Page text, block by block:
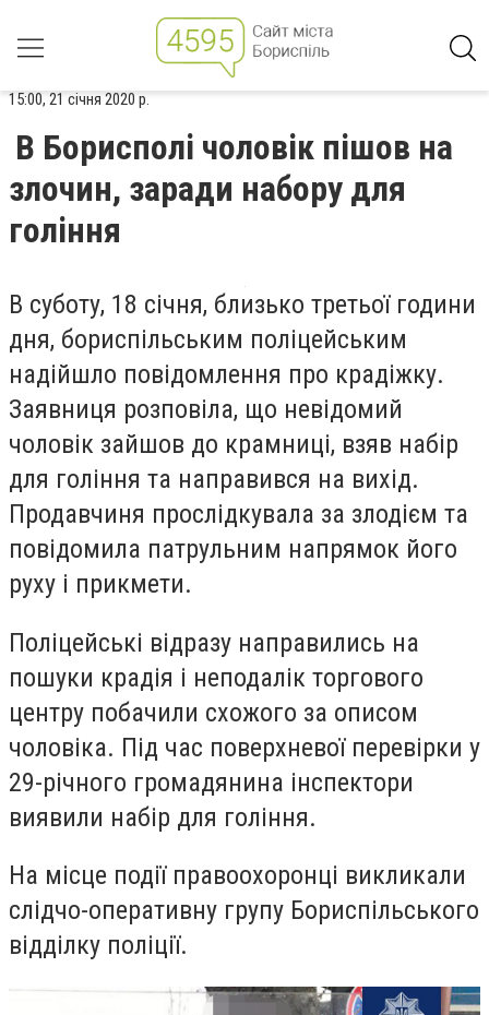
15:00, 21 січня 2020 р.
В Борисполі чоловік пішов на
злочин, заради набору для
гоління
В суботу, 18 січня, близько третьої години
дня, бориспільським поліцейським
надійшло повідомлення про крадіжку.
Заявниця розповіла, що невідомий
чоловік зайшов до крамниці, взяв набір
для гоління та направився на вихід.
Продавчиня прослідкувала за злодієм та
повідомила патрульним напрямок його
руху і прикмети.
Поліцейські відразу направились на
пошуки крадія і неподалік торгового
центру побачили схожого за описом
чоловіка. Під час поверхневої перевірки у
29-річного громадянина інспектори
виявили набір для гоління.
На місце події правоохоронці викликали
слідчо-оперативну групу Бориспільського
відділку поліції.